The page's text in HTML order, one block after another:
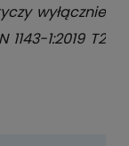
wyłącznie
1:2019 T2